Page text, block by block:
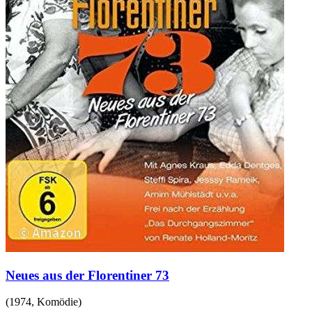
Neues aus der Florentiner 73
(1974, Komödie)